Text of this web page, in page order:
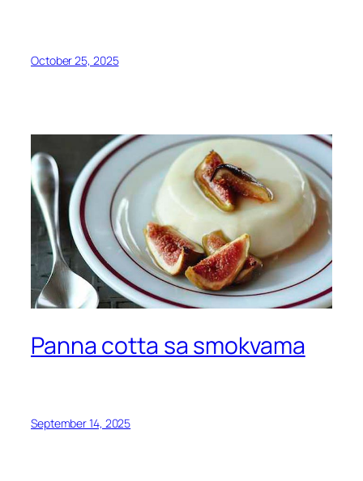
October 25, 2025
Panna cotta sa smokvama
September 14, 2025